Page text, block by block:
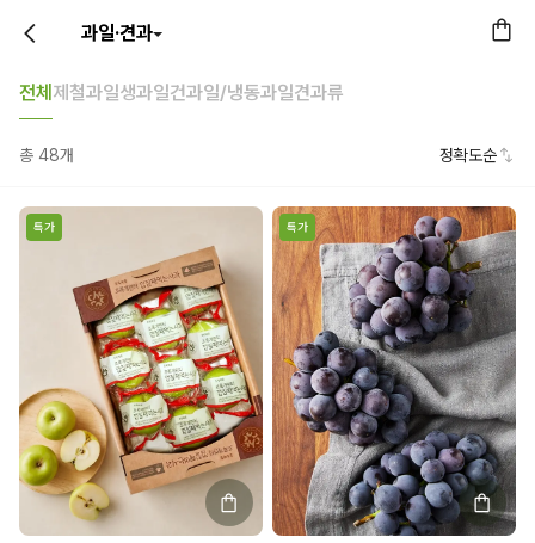
과일·견과
전체 제철과일생과일건과일/냉동과일견과류
총 48개 정확도순
특가 특가